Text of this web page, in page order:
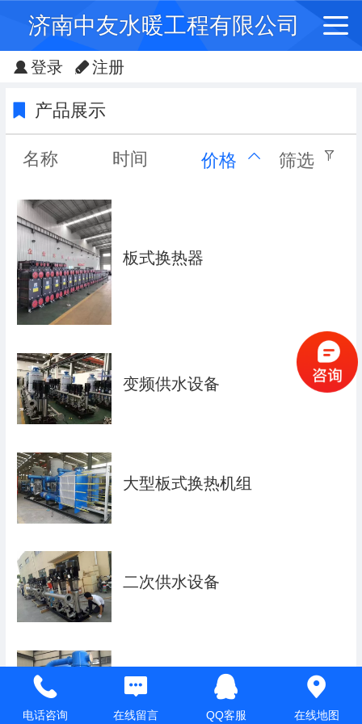
济南中友水暖工程有限公司
登录 注册
产品展示
名称 时间 价格 筛选
板式换热器
变频供水设备
大型板式换热机组
二次供水设备
管壳式换热机组
电话咨询 在线留言 QQ客服 在线地图